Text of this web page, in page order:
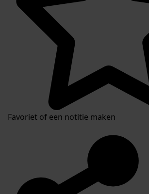
Favoriet of een notitie maken